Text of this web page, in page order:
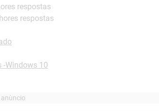
respostas
respostas
-Windows 10